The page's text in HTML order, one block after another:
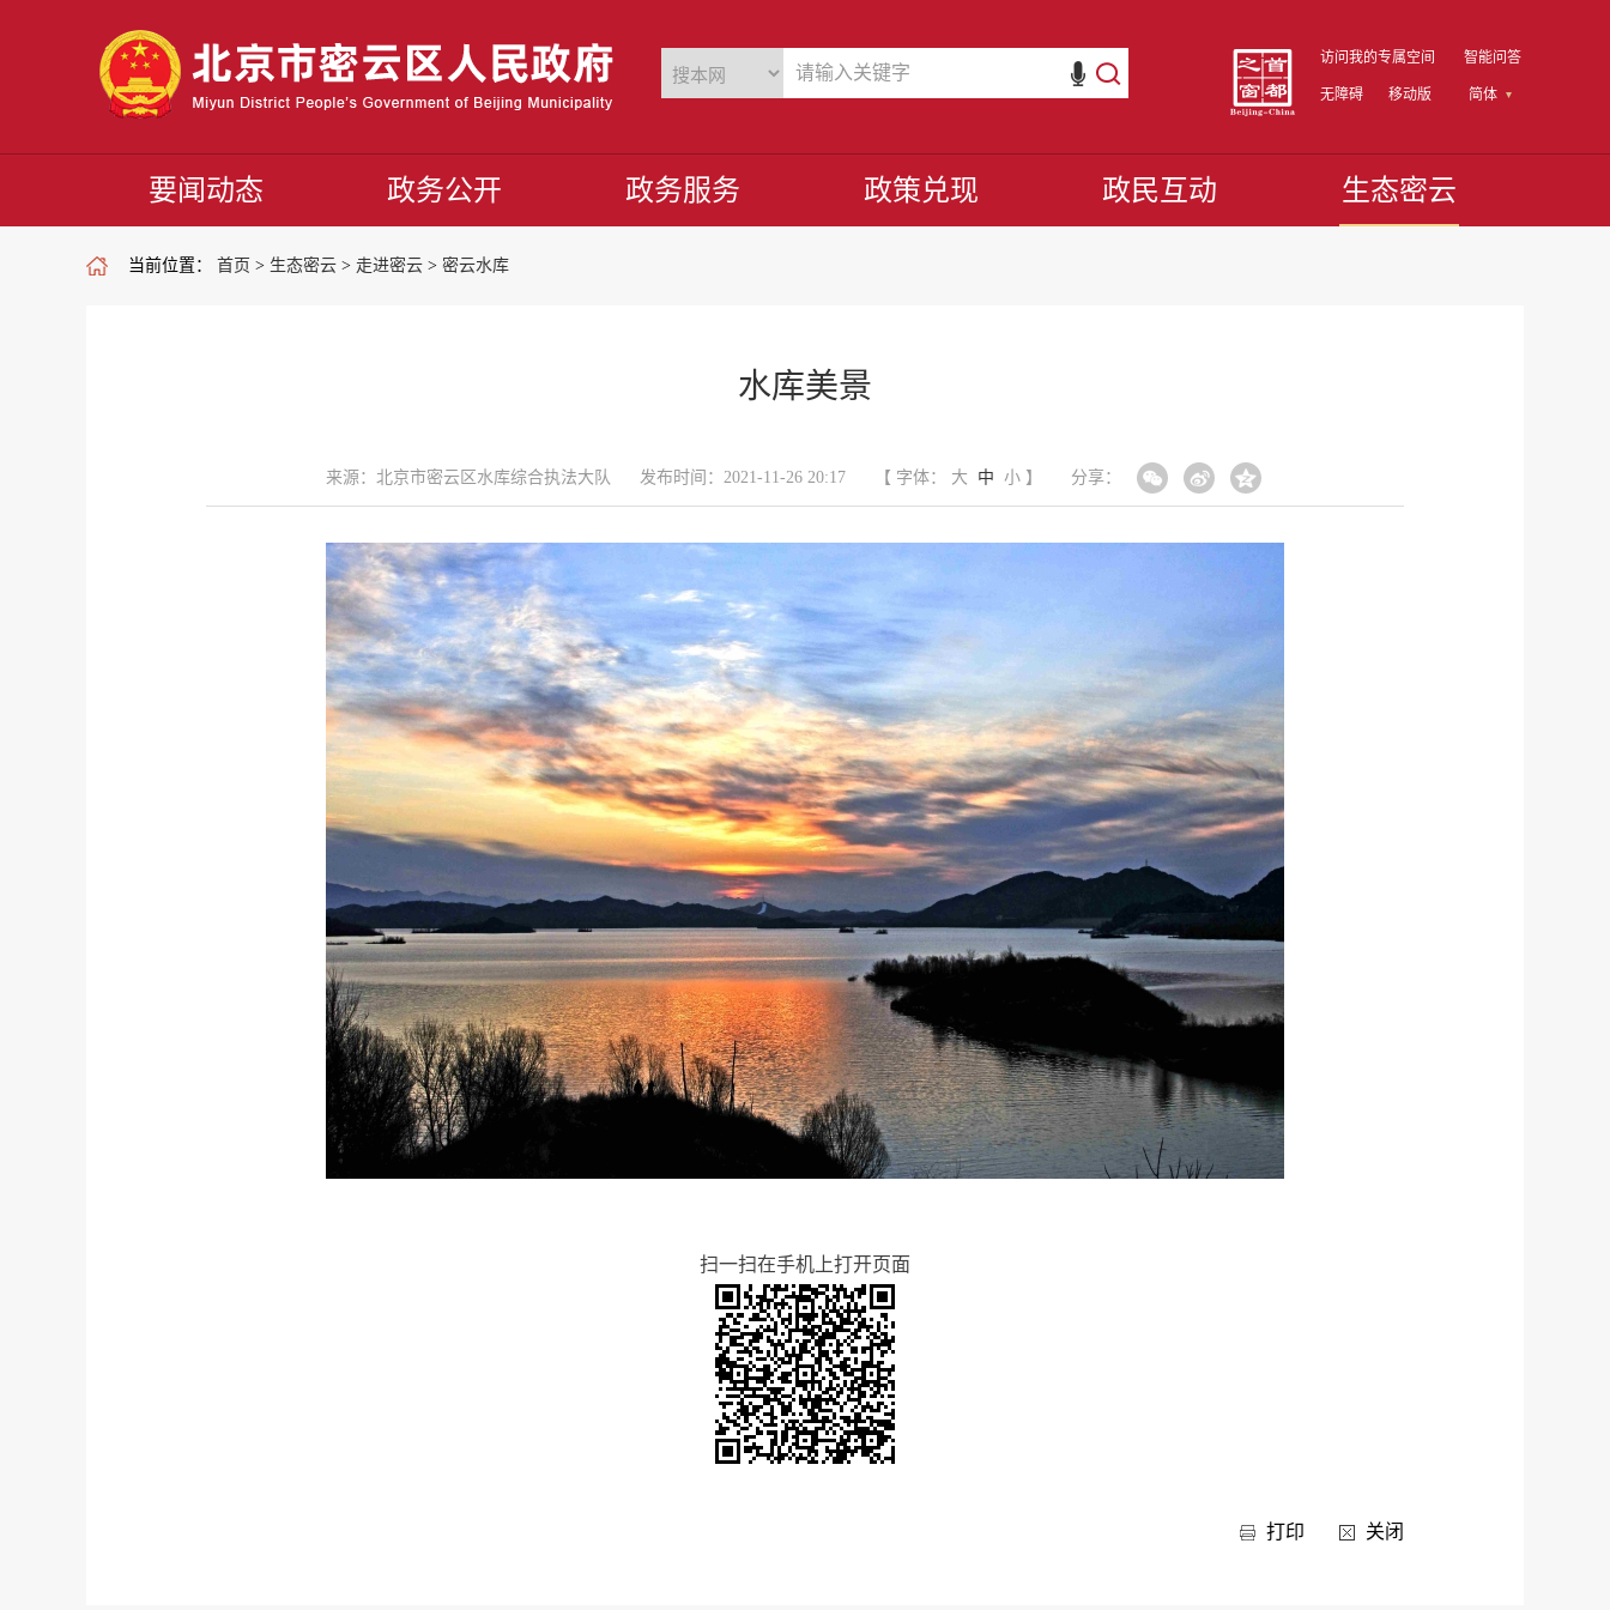
访问我的专属空间 智能问答
无障碍 移动版 简体
要闻动态 政务公开 政务服务 政策兑现 政民互动 生态密云
当前位置： 首页 > 生态密云 > 走进密云 > 密云水库
水库美景
来源：北京市密云区水库综合执法大队 发布时间：2021-11-26 20:17 【 字体： 大 中 小】 分享：
扫一扫在手机上打开页面
打印 关闭